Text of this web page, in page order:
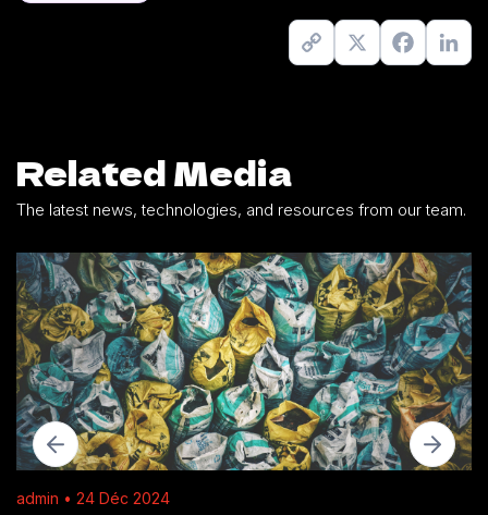
Copy X Facebook
Related Media
The latest news, technologies, and resources from our team.
admin • 24 Déc 2024